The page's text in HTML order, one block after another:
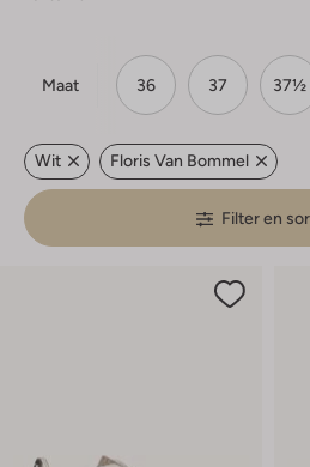
Maat 36 37 37½
Wit Floris Van Bommel
Filter en